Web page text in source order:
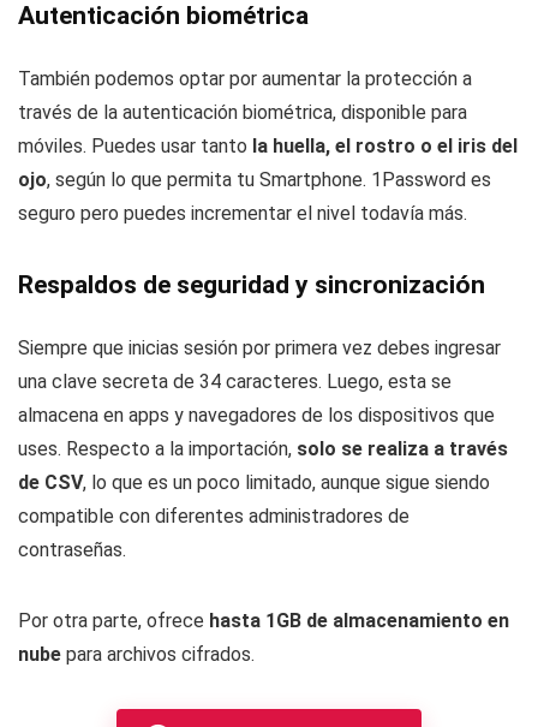
Autenticación biométrica
También podemos optar por aumentar la protección a
través de la autenticación biométrica, disponible para
móviles. Puedes usar tanto la huella, el rostro o el iris del
ojo, según lo que permita tu Smartphone. 1Password es
seguro pero puedes incrementar el nivel todavía más.
Respaldos de seguridad y sincronización
Siempre que inicias sesión por primera vez debes ingresar
una clave secreta de 34 caracteres. Luego, esta se
almacena en apps y navegadores de los dispositivos que
uses. Respecto a la importación, solo se realiza a través
de CSV, lo que es un poco limitado, aunque sigue siendo
compatible con diferentes administradores de
contraseñas.
Por otra parte, ofrece hasta 1GB de almacenamiento en
nube para archivos cifrados.